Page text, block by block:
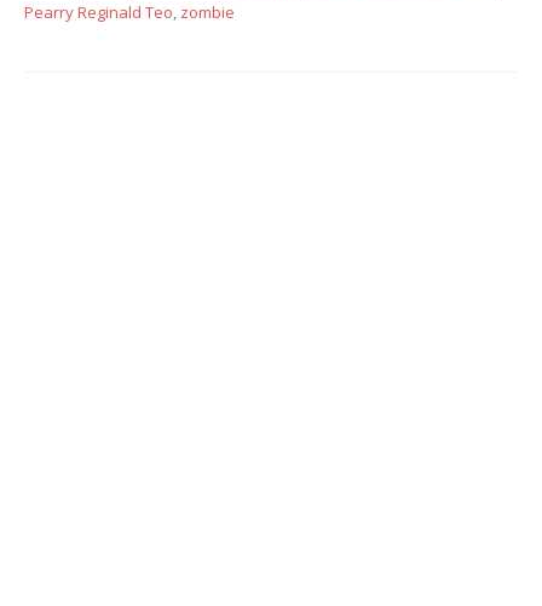
Pearry Reginald Teo, zombie